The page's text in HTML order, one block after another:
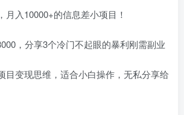
月入10000+的信息差小项目！
，分享3个冷门不起眼的暴利刚需副业
目变现思维，适合小白操作，无私分享给